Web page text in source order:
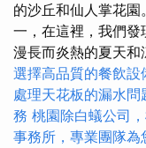
的沙丘和仙人掌花
一，在這裡，我們
漫長而炎熱的夏天和
選擇高品質的餐飲
處理天花板的漏水
務 桃園除白蟻公司
事務所，專業團隊